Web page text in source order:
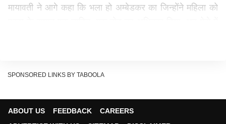
मायावती ने आगे कहा कि भला हो अम्बेडकर का जिन्होंने महिला को
दिन का संसद का विशेष सत्र बुलाया है. उन्होंने कहा कि आज भी
एवं विधानसभा में महिलाओं को 33 प्रतिशत आरक्षण देने के लिए किए
जा रहे प्रयास का स्वागत करती है।
SPONSORED LINKS BY TABOOLA
ABOUT US FEEDBACK
CAREERS